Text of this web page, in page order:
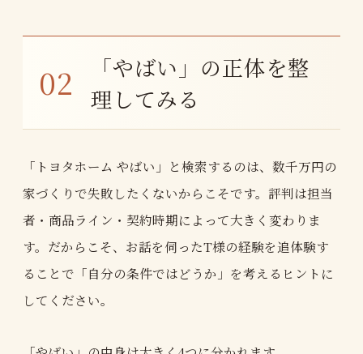
「やばい」の正体を整
理してみる
「トヨタホーム やばい」と検索するのは、数千万円の
家づくりで失敗したくないからこそです。評判は担当
者・商品ライン・契約時期によって大きく変わりま
す。だからこそ、お話を伺ったT様の経験を追体験す
ることで「自分の条件ではどうか」を考えるヒントに
してください。